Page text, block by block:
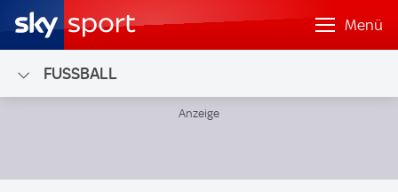
Menü
FUSSBALL